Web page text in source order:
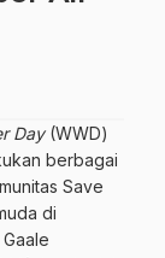
Day(WWD)
berbagai
Save
di